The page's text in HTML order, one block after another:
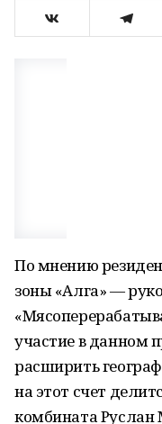
По мнению
зоны «Алга» —
участие в данном
расширить
на этот счет
комбината Руслан